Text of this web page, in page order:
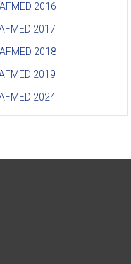
2016
2017
2018
2019
2024